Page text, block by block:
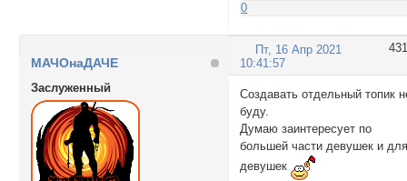
0
431
Пт, 16 Апр 2021
10:41:57
МАЧОнаДАЧЕ
Заслуженный
Создавать отдельный топик
буду.
Думаю заинтересует по
большей части девушек и
девушек